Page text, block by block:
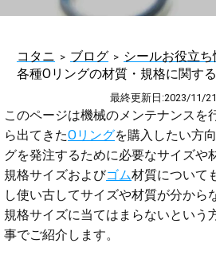
コタニ ブログ
シールお役立ち
各種Oリングの材質・規格に関す
最終更新日:2023/11/21
このページは機械のメンテナンスを
ら出てきたOリングを購入したい方
グを発注するために必要なサイズや
規格サイズおよびゴム材質について
し使い古してサイズや材質が分から
規格サイズに当てはまらないという
事でご紹介します。